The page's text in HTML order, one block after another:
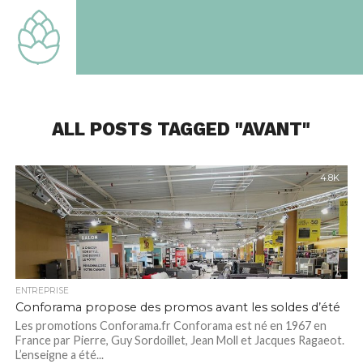
TOUT
SAVOIR
NOTRE
ALL POSTS TAGGED "AVANT"
4.8K
ENTREPRISE
Conforama propose des promos avant les soldes d’été
Les promotions Conforama.fr Conforama est né en 1967 en
France par Pierre, Guy Sordoillet, Jean Moll et Jacques Ragaeot.
L’enseigne a été...